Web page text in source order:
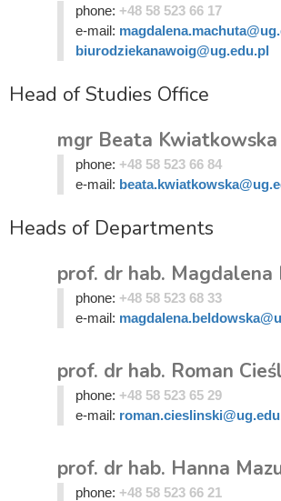
phone: +48 58 523 66 17
e-mail:
biurodziekanawoig@ug.edu.pl
Head of Studies Office
mgr Beata Kwiatkowska
phone: +48 58 523 66 84
e-mail:
Heads of Departments
prof. dr hab. Magdalena
phone: +48 58 523 68 33
e-mail:
prof. dr hab. Roman
phone: +48 58 523 65 29
e-mail:
prof. dr hab. Hanna
phone: +48 58 523 66 21